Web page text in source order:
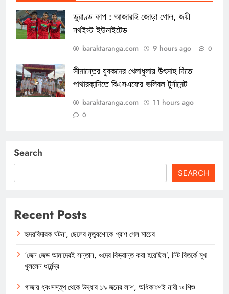
ডুরাণ্ড কাপ : আজারাই জোড়া গোল, জয়ী
নর্থইস্ট ইউনাইটেড
baraktaranga.com 9 hours ago 0
সীমান্তের যুবকদের খেলাধুলায় উৎসাহ দিতে
পাথারকান্দিতে বিএসএফের ভলিবল টুর্নামেন্ট
baraktaranga.com 11 hours ago
0
Search
SEARCH
Recent Posts
হৃদয়বিদারক ঘটনা, ছেলের মৃত্যুশোকে প্রাণ গেল মায়ের
‘জেন জেড আমাদেরই সন্তান, ওদের বিভ্রান্ত করা হয়েছিল’, নিট বিতর্কে মুখ
খুললেন ধর্মেন্দ্র
গাজায় ধ্বংসস্তূপ থেকে উদ্ধার ১৯ জনের লাশ, অধিকাংশই নারী ও শিশু